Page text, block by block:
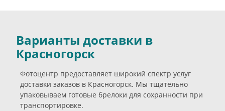
Варианты доставки в
Красногорск
Фотоцентр предоставляет широкий спектр услуг
доставки заказов в Красногорск. Мы тщательно
упаковываем готовые брелоки для сохранности при
транспортировке.